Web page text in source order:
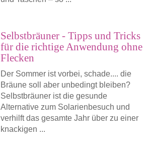
Selbstbräuner - Tipps und Tricks
für die richtige Anwendung ohne
Flecken
Der Sommer ist vorbei, schade.... die
Bräune soll aber unbedingt bleiben?
Selbstbräuner ist die gesunde
Alternative zum Solarienbesuch und
verhilft das gesamte Jahr über zu einer
knackigen ...